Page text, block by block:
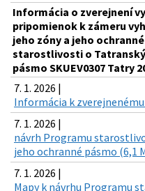
Informácia o zverejnení
pripomienok k zámeru
jeho zóny a jeho
starostlivosti o
pásmo SKUEV0307 Tatry
7. 1. 2026 |
Informácia k
7. 1. 2026 |
návrh Programu
jeho ochranné pásmo (6,1
7. 1. 2026 |
Mapy k návrhu Programu